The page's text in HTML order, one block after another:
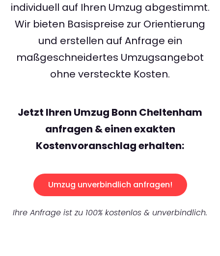
individuell auf Ihren Umzug abgestimmt.
Wir bieten Basispreise zur Orientierung
und erstellen auf Anfrage ein
maßgeschneidertes Umzugsangebot
ohne versteckte Kosten.
Jetzt Ihren Umzug Bonn Cheltenham
anfragen & einen exakten
Kostenvoranschlag erhalten:
Umzug unverbindlich anfragen!
Ihre Anfrage ist zu 100% kostenlos & unverbindlich.